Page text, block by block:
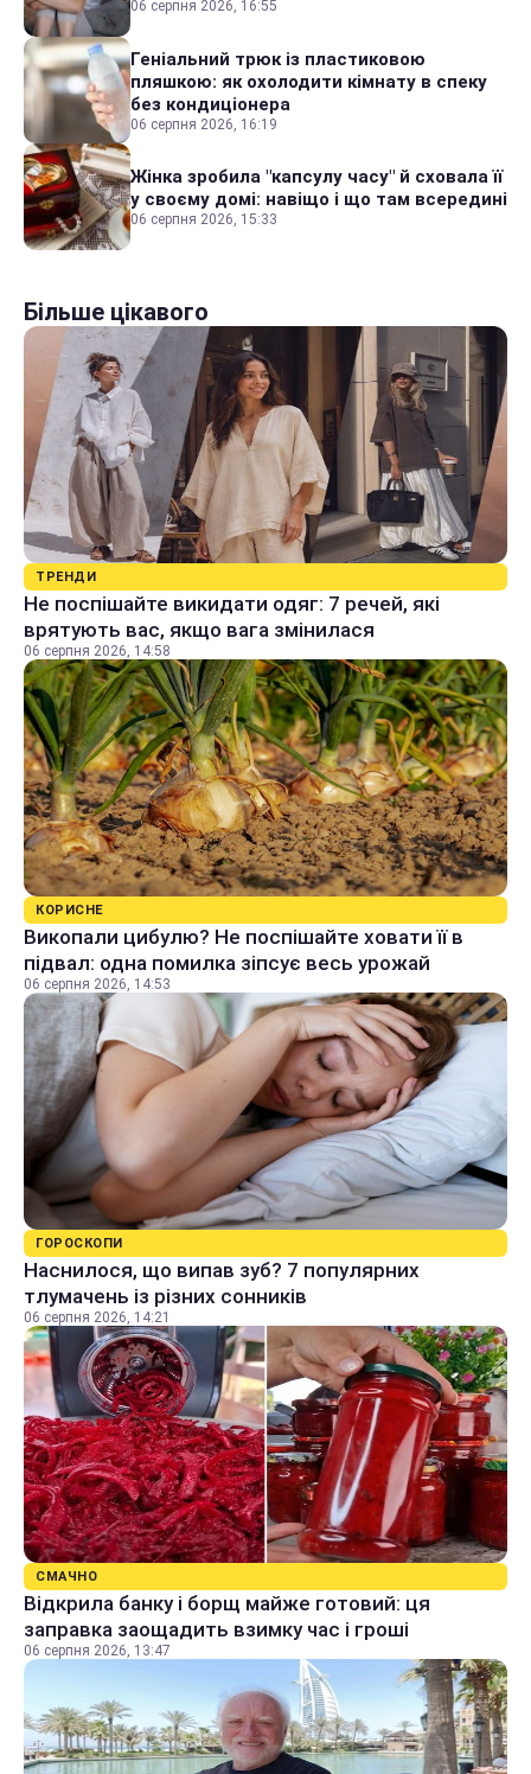
06 серпня 2026, 16:55
Геніальний трюк із пластиковою
пляшкою: як охолодити кімнату в спеку
без кондиціонера
06 серпня 2026, 16:19
Жінка зробила "капсулу часу" й сховала її
у своєму домі: навіщо і що там всередині
06 серпня 2026, 15:33
Більше цікавого
ТРЕНДИ
Не поспішайте викидати одяг: 7 речей, які
врятують вас, якщо вага змінилася
06 серпня 2026, 14:58
КОРИСНЕ
Викопали цибулю? Не поспішайте ховати її в
підвал: одна помилка зіпсує весь урожай
06 серпня 2026, 14:53
ГОРОСКОПИ
Наснилося, що випав зуб? 7 популярних
тлумачень із різних сонників
06 серпня 2026, 14:21
СМАЧНО
Відкрила банку і борщ майже готовий: ця
заправка заощадить взимку час і гроші
06 серпня 2026, 13:47